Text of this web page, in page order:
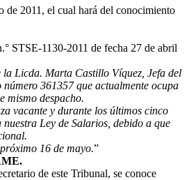
de 2011, el cual hará del conocimiento
STSE-1130-2011 de fecha 27 de abril
la Licda. Marta Castillo Víquez, Jefa del
361357 que actualmente ocupa
mismo despacho.
vacante y durante los últimos cinco
Ley de Salarios, debido a que
16 de mayo.”
de este Tribunal, se conoce